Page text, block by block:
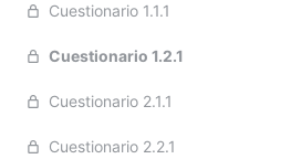
Cuestionario 1.1.1
Cuestionario 1.2.1
Cuestionario 2.1.1
Cuestionario 2.2.1